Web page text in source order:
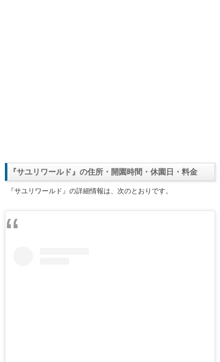
『サユリワールド』の住所・開園時間・休園日・料金
『サユリワールド』の詳細情報は、次のとおりです。